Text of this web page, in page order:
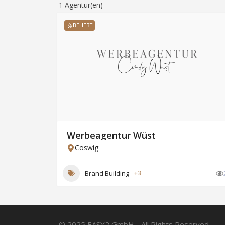
1 Agentur(en)
BELIEBT
Werbeagentur Wüst
Coswig
Brand Building +3